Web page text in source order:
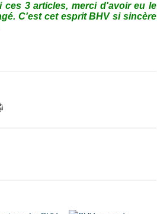
3 articles, merci d'avoir eu le
C'est cet esprit BHV si sincère